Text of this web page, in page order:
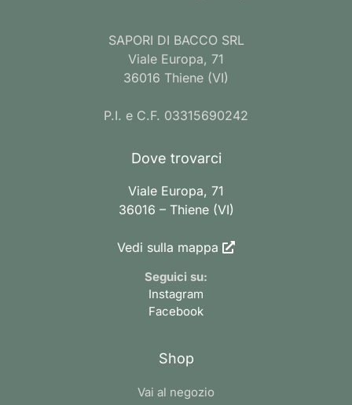
SAPORI DI BACCO SRL
Viale Europa, 71
36016 Thiene (VI)
P.I. e C.F. 03315690242
Dove trovarci
Viale Europa, 71
36016 – Thiene (VI)
Vedi sulla mappa
Seguici su:
Instagram
Facebook
Shop
Vai al negozio